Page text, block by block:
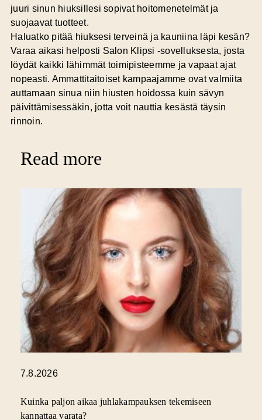
juuri sinun hiuksillesi sopivat hoitomenetelmät ja
suojaavat tuotteet.
Haluatko pitää hiuksesi terveinä ja kauniina läpi kesän?
Varaa aikasi helposti Salon Klipsi -sovelluksesta, josta
löydät kaikki lähimmät toimipisteemme ja vapaat ajat
nopeasti. Ammattitaitoiset kampaajamme ovat valmiita
auttamaan sinua niin hiusten hoidossa kuin sävyn
päivittämisessäkin, jotta voit nauttia kesästä täysin
rinnoin.
Read more
7.8.2026
Kuinka paljon aikaa juhlakampauksen tekemiseen
kannattaa varata?